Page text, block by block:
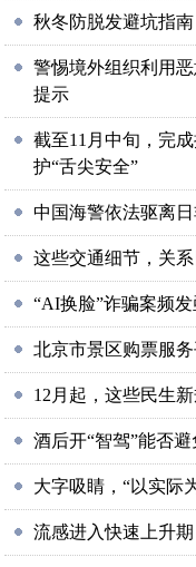
秋冬防脱发避坑指南
警惕境外组织利用
提示
截至11月中旬，完
护“舌尖安全”
中国海警依法驱离
这些交通细节，关
“AI换脸”诈骗案频
北京市景区购票服
12月起，这些民生
酒后开“智驾”能否
大字吸睛，“以实际
流感进入快速上升